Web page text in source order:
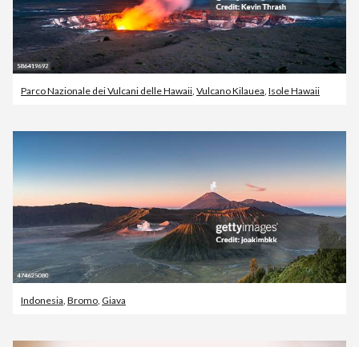
Parco Nazionale dei Vulcani delle Hawaii Vulcano Kilauea Isole Hawaii
Indonesia, Bromo, Giava